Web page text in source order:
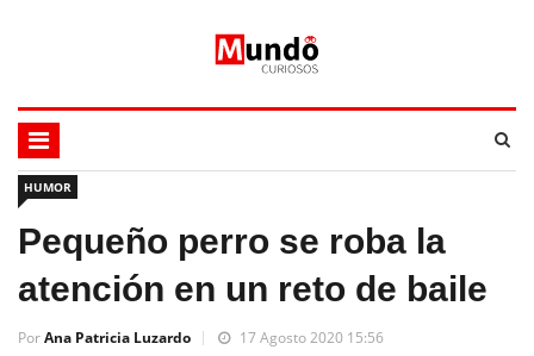
HUMOR
Pequeño perro se roba la
atención en un reto de baile
PorAna Patricia Luzardo 17 Agosto 2020 15:56